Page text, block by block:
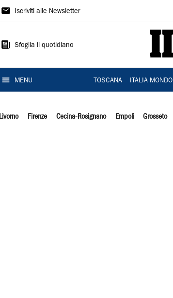
Il
Iscriviti alle Newsletter
Sfoglia il quotidiano
MENU TOSCANA ITALIA MONDO
Livorno Firenze Cecina-Rosignano Empoli Grosseto